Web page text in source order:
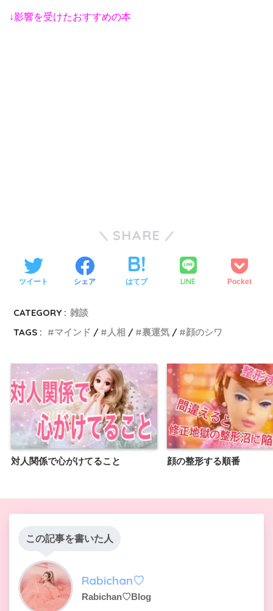
↓影響を受けたおすすめの本
SHARE
ツイート シェア はてブ LINE Pocket
CATEGORY : 雑談
TAGS :
マインド 人相 裏運気 顔のシワ
対人関係で心がけてること 顔の整形する順番
この記事を書いた人
Rabichan♡
Rabichan♡Blog